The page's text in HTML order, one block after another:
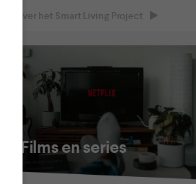
over het Smart Living Project
Films en series